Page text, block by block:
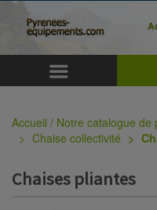
Accueil / Notre catalogue de
Chaise collectivité
Chaises pliantes